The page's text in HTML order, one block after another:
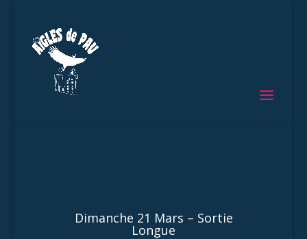
Dimanche 21 Mars – Sortie
Longue